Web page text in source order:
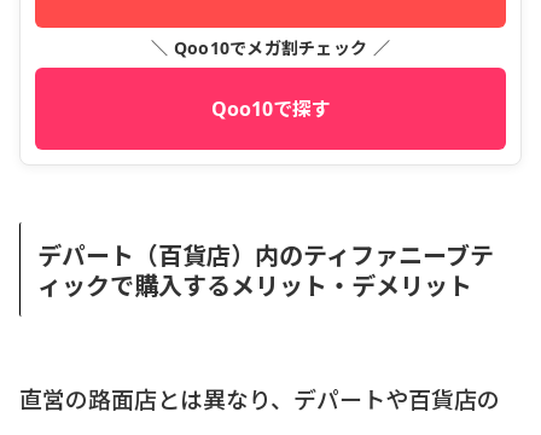
＼ Qoo10でメガ割チェック ／
Qoo10で探す
デパート（百貨店）内のティファニーブテ
ィックで購入するメリット・デメリット
直営の路面店とは異なり、デパートや百貨店の